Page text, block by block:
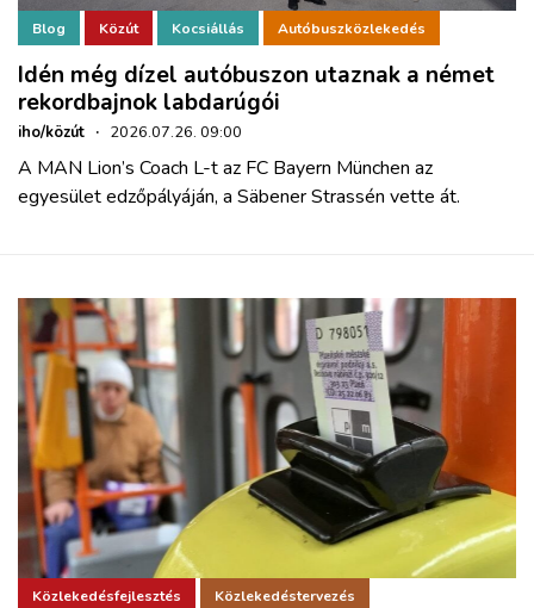
Blog Közút Kocsiállás Autóbuszközlekedés
Idén még dízel autóbuszon utaznak a német
rekordbajnok labdarúgói
iho/közút · 2026.07.26. 09:00
A MAN Lion’s Coach L-t az FC Bayern München az
egyesület edzőpályáján, a Säbener Strassén vette át.
Közlekedésfejlesztés Közlekedéstervezés